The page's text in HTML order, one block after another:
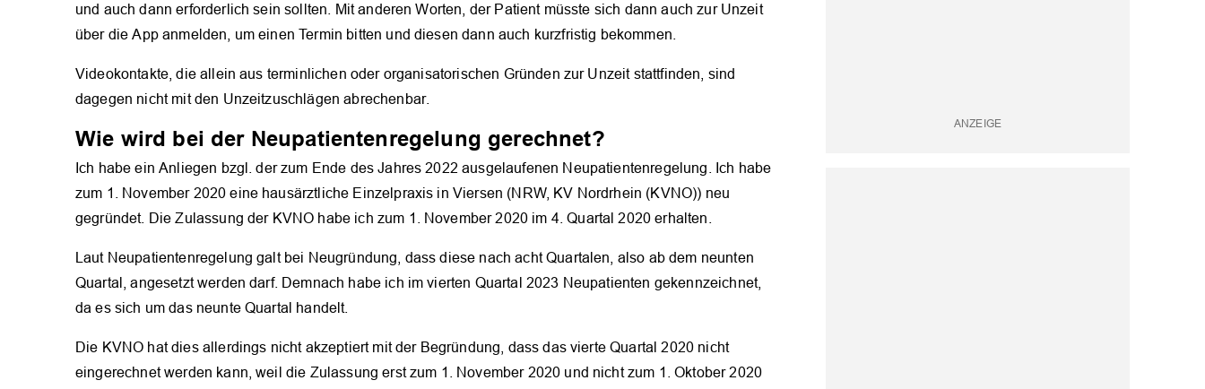
OK
und auch dann erforderlich sein sollten. Mit anderen Worten, der Patient müsste sich dann auch zur Unzeit
über die App anmelden, um einen Termin bitten und diesen dann auch kurzfristig bekommen.
Videokontakte, die allein aus terminlichen oder organisatorischen Gründen zur Unzeit stattfinden, sind
dagegen nicht mit den Unzeitzuschlägen abrechenbar.
Wie wird bei der Neupatientenregelung gerechnet?
Ich habe ein Anliegen bzgl. der zum Ende des Jahres 2022 ausgelaufenen Neupatientenregelung. Ich habe
zum 1. November 2020 eine hausärztliche Einzelpraxis in Viersen (NRW, KV Nordrhein (KVNO)) neu
gegründet. Die Zulassung der KVNO habe ich zum 1. November 2020 im 4. Quartal 2020 erhalten.
Laut Neupatientenregelung galt bei Neugründung, dass diese nach acht Quartalen, also ab dem neunten
Quartal, angesetzt werden darf. Demnach habe ich im vierten Quartal 2023 Neupatienten gekennzeichnet,
da es sich um das neunte Quartal handelt.
Die KVNO hat dies allerdings nicht akzeptiert mit der Begründung, dass das vierte Quartal 2020 nicht
eingerechnet werden kann, weil die Zulassung erst zum 1. November 2020 und nicht zum 1. Oktober 2020